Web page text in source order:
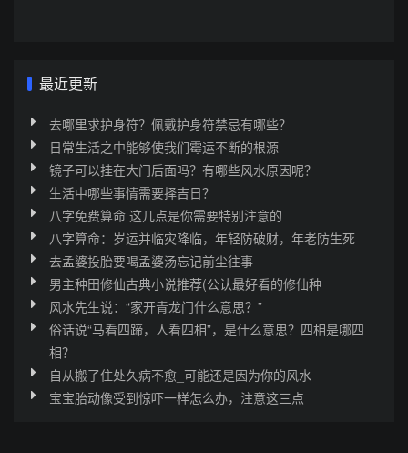
最近更新
去哪里求护身符？佩戴护身符禁忌有哪些？
日常生活之中能够使我们霉运不断的根源
镜子可以挂在大门后面吗？有哪些风水原因呢？
生活中哪些事情需要择吉日？
八字免费算命 这几点是你需要特别注意的
八字算命：岁运并临灾降临，年轻防破财，年老防生死
去孟婆投胎要喝孟婆汤忘记前尘往事
男主种田修仙古典小说推荐(公认最好看的修仙种
风水先生说：“家开青龙门什么意思？”
俗话说“马看四蹄，人看四相”，是什么意思？四相是哪四
相？
自从搬了住处久病不愈_可能还是因为你的风水
宝宝胎动像受到惊吓一样怎么办，注意这三点